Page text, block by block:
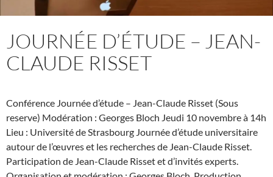
JOURNÉE D’ÉTUDE – JEAN-
CLAUDE RISSET
Conférence Journée d’étude – Jean-Claude Risset (Sous
reserve) Modération : Georges Bloch Jeudi 10 novembre à 14h
Lieu : Université de Strasbourg Journée d’étude universitaire
autour de l’œuvres et les recherches de Jean-Claude Risset.
Participation de Jean-Claude Risset et d’invités experts.